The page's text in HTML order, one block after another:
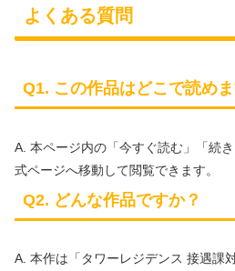
よくある質問
Q1. この作品はどこで読め
A. 本ページ内の「今すぐ読む」「続
式ページへ移動して閲覧できます。
Q2. どんな作品ですか？
A. 本作は「タワーレジデンス 接遇課